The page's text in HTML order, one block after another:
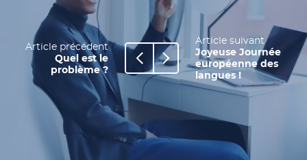
Article précédent
Quel est le
problème ?
Article suivant
Joyeuse Journée
européenne des
langues !